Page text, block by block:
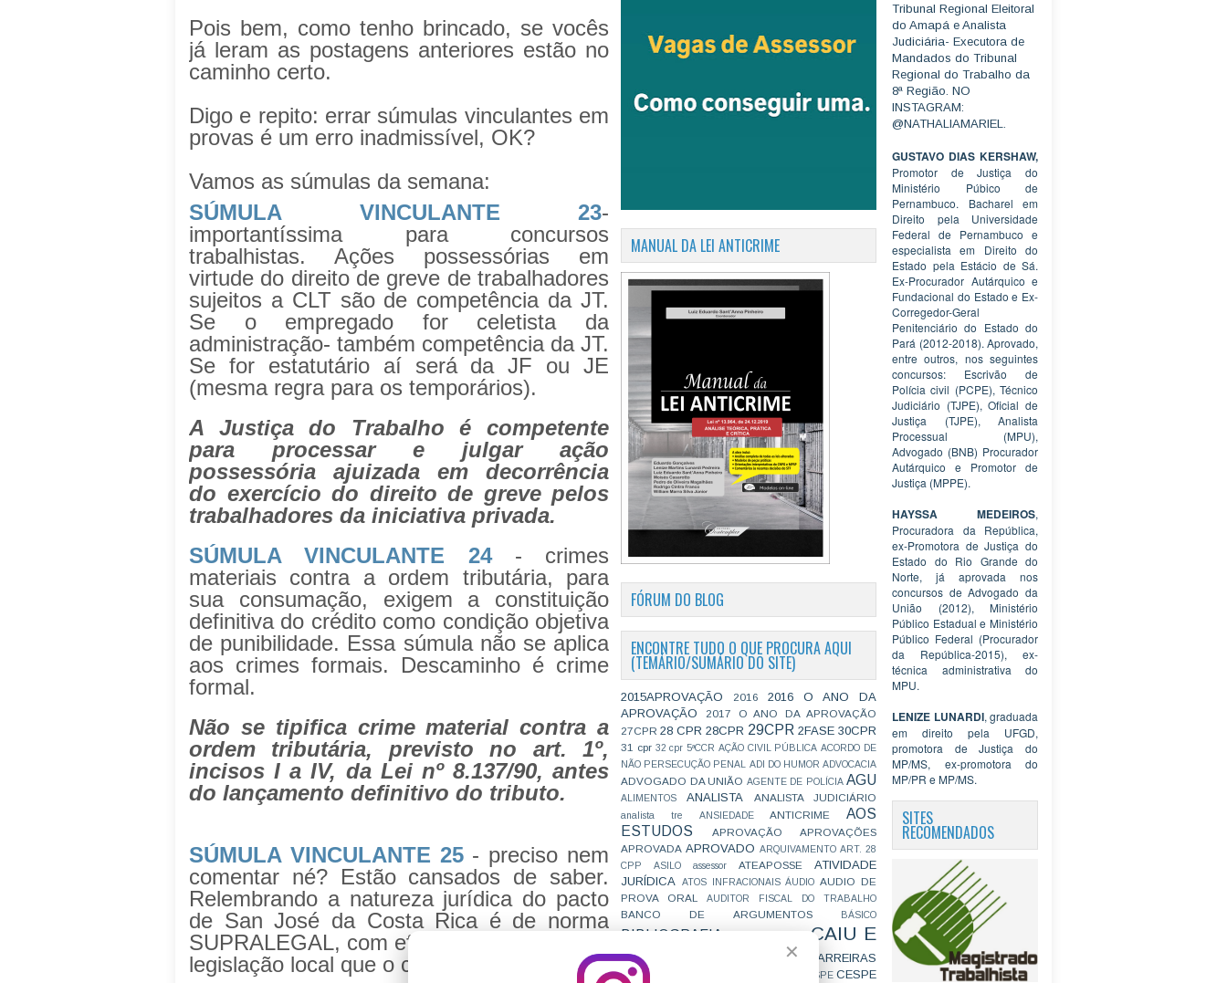
✕
Pois bem, como tenho brincado, se vocês
já leram as postagens anteriores estão no
caminho certo.
Digo e repito: errar súmulas vinculantes em
provas é um erro inadmissível, OK?
Vamos as súmulas da semana:
SÚMULA VINCULANTE 23-
importantíssima para concursos
trabalhistas. Ações possessórias em
virtude do direito de greve de trabalhadores
sujeitos a CLT são de competência da JT.
Se o empregado for celetista da
administração- também competência da JT.
Se for estatutário aí será da JF ou JE
(mesma regra para os temporários).
A Justiça do Trabalho é competente
para processar e julgar ação
possessória ajuizada em decorrência
do exercício do direito de greve pelos
trabalhadores da iniciativa privada.
SÚMULA VINCULANTE 24
- crimes
materiais contra a ordem tributária, para
sua consumação, exigem a constituição
definitiva do crédito como condição objetiva
de punibilidade. Essa súmula não se aplica
aos crimes formais. Descaminho é crime
formal.
Não se tipifica crime material contra a
ordem tributária, previsto no art. 1º,
incisos I a IV, da Lei nº 8.137/90, antes
do lançamento definitivo do tributo.
SÚMULA VINCULANTE 25 - preciso nem
comentar né? Estão cansados de saber.
Relembrando a natureza jurídica do pacto
de San José da Costa Rica é de norma
SUPRALEGAL, com eficácia paralisante da
legislação local que o contrarie. OK?
MANUAL DA LEI ANTICRIME
FÓRUM DO BLOG
ENCONTRE TUDO O QUE PROCURA AQUI
(TEMÁRIO/SUMÁRIO DO SITE)
2015APROVAÇÃO 2016
2016 O ANO DA
APROVAÇÃO
2017 O ANO DA APROVAÇÃO
27CPR 28 CPR 28CPR 29CPR 2FASE 30CPR
31 cpr 32 cpr 5ªCCR AÇÃO CIVIL PÚBLICA ACORDO DE
NÃO PERSECUÇÃO PENAL
ADI DO HUMOR ADVOCACIA
ADVOGADO DA UNIÃO AGENTE DE POLÍCIA AGU
ALIMENTOS ANALISTA ANALISTA JUDICIÁRIO
analista tre ANSIEDADE ANTICRIME
AOS
ESTUDOS
APROVAÇÃO
APROVAÇÕES
APROVADA APROVADO ARQUIVAMENTO ART. 28
CPP
ASILO assessor ATEAPOSSE
ATIVIDADE
JURÍDICA
ATOS INFRACIONAIS ÁUDIO AUDIO DE
PROVA ORAL
AUDITOR FISCAL DO TRABALHO
BANCO DE ARGUMENTOS BÁSICO
BIBLIOGRAFIA
CAIU E
VAI CAIR
CARREIRAS
CARREIRAS
JURÍDICAS
CEBRASPE CESPE
Tribunal Regional Eleitoral
do Amapá e Analista
Judiciária- Executora de
Mandados do Tribunal
Regional do Trabalho da
8ª Região. NO
INSTAGRAM:
@NATHALIAMARIEL.
GUSTAVO DIAS KERSHAW,
Promotor de Justiça do
Ministério Púbico de
Pernambuco. Bacharel em
Direito pela Universidade
Federal de Pernambuco e
especialista em Direito do
Estado pela Estácio de Sá.
Ex-Procurador Autárquico e
Fundacional do Estado e Ex-
Corregedor-Geral
Penitenciário do Estado do
Pará (2012-2018). Aprovado,
entre outros, nos seguintes
concursos: Escrivão de
Polícia civil (PCPE), Técnico
Judiciário (TJPE), Oficial de
Justiça (TJPE), Analista
Processual (MPU),
Advogado (BNB) Procurador
Autárquico e Promotor de
Justiça (MPPE).
HAYSSA MEDEIROS,
Procuradora da República,
ex-Promotora de Justiça do
Estado do Rio Grande do
Norte, já aprovada nos
concursos de Advogado da
União (2012), Ministério
Público Estadual e Ministério
Público Federal (Procurador
da República-2015), ex-
técnica administrativa do
MPU.
LENIZE LUNARDI, graduada
em direito pela UFGD,
promotora de Justiça do
MP/MS, ex-promotora do
MP/PR e MP/MS.
SITES
RECOMENDADOS